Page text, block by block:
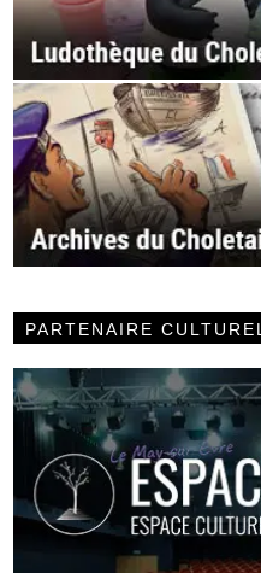
PARTENAIRE CULTUREL